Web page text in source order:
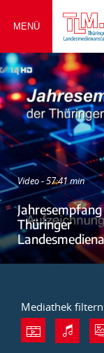
MENÜ
Video - 57:41 min
Thüringer
Mediathek